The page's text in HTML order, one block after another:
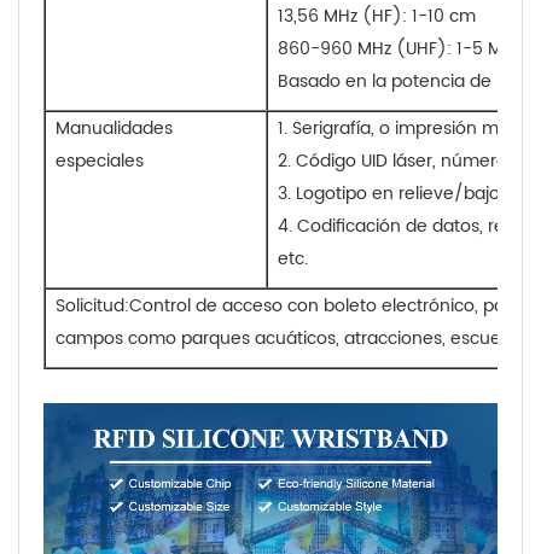
13,56 MHz (HF): 1-10 cm
860-960 MHz (UHF): 1-5 M
Basado en la potencia de la
Manualidades
especiales
1. Serigrafía, o impresión
2. Código UID láser, número
3. Logotipo en relieve/bajo
4. Codificación de datos,
etc.
Solicitud:Control de acceso con boleto electrónico, pago
campos como parques acuáticos, atracciones, escuelas,